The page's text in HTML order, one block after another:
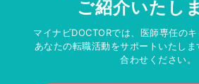
ご紹介いたし
マイナビDOCTORでは、医師専任の
あなたの転職活動をサポートいたし
合わせください。